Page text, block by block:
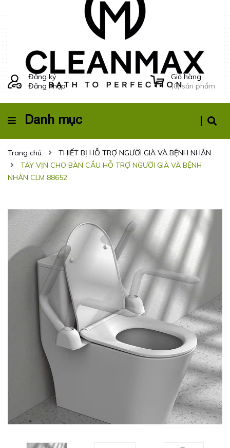
Đăng ký
Đăng nhập
Giỏ hàng
(0) sản phẩm
Danh mục
Trang chủ
THIẾT BỊ HỖ TRỢ NGƯỜI GIÀ VÀ BỆNH NHÂN
TAY VỊN CHO BÀN CẦU HỖ TRỢ NGƯỜI GIÀ VÀ BỆNH
NHÂN CLM 88652